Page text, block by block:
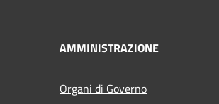
AMMINISTRAZIONE
Organi di Governo